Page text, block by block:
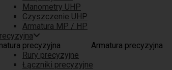
Manometry UHP
Czyszczenie UHP
Armatura MP / HP
Armatura precyzyjna
Rury precyzyjne
Łączniki precyzyjne